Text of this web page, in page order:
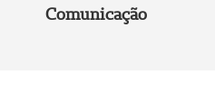
Comunicação